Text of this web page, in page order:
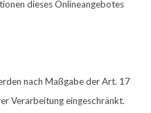
dieses Onlineangebotes
nach Maßgabe der Art. 17
Verarbeitung eingeschränkt.